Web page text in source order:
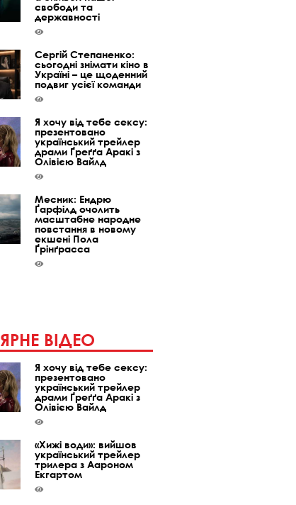
свободи та
державності
Сергій Степаненко:
сьогодні знімати кіно в
Україні – це щоденний
подвиг усієї команди
Я хочу від тебе сексу:
презентовано
український трейлер
драми Ґреґґа Аракі з
Олівією Вайлд
Месник: Ендрю
Ґарфілд очолить
масштабне народне
повстання в новому
екшені Пола
Ґрінґрасса
ВІДЕО
Я хочу від тебе сексу:
презентовано
український трейлер
драми Ґреґґа Аракі з
Олівією Вайлд
«Хижі води»: вийшов
український трейлер
трилера з Аароном
Екгартом